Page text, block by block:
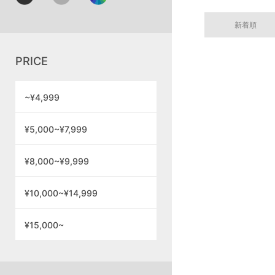
PRICE
~¥4,999
¥5,000~¥7,999
¥8,000~¥9,999
¥10,000~¥14,999
¥15,000~
新着順